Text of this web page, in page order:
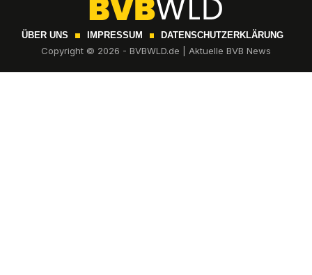
ÜBER UNS IMPRESSUM DATENSCHUTZERKLÄRUNG
Copyright © 2026 - BVBWLD.de | Aktuelle BVB News